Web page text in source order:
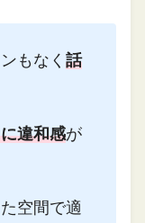
もなく話
違和感が
空間で適